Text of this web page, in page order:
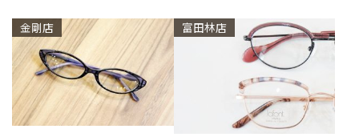
金剛店 富田林店